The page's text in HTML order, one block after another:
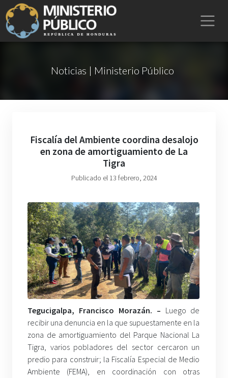
Noticias | Ministerio Público
Fiscalía del Ambiente coordina desalojo
en zona de amortiguamiento de La
Tigra
Publicado el 13 febrero, 2024
Tegucigalpa, Francisco Morazán. – Luego de
recibir una denuncia en la que supuestamente en la
zona de amortiguamiento del Parque Nacional La
Tigra, varios pobladores del sector cercaron un
predio para construir; la Fiscalía Especial de Medio
Ambiente (FEMA), en coordinación con otras